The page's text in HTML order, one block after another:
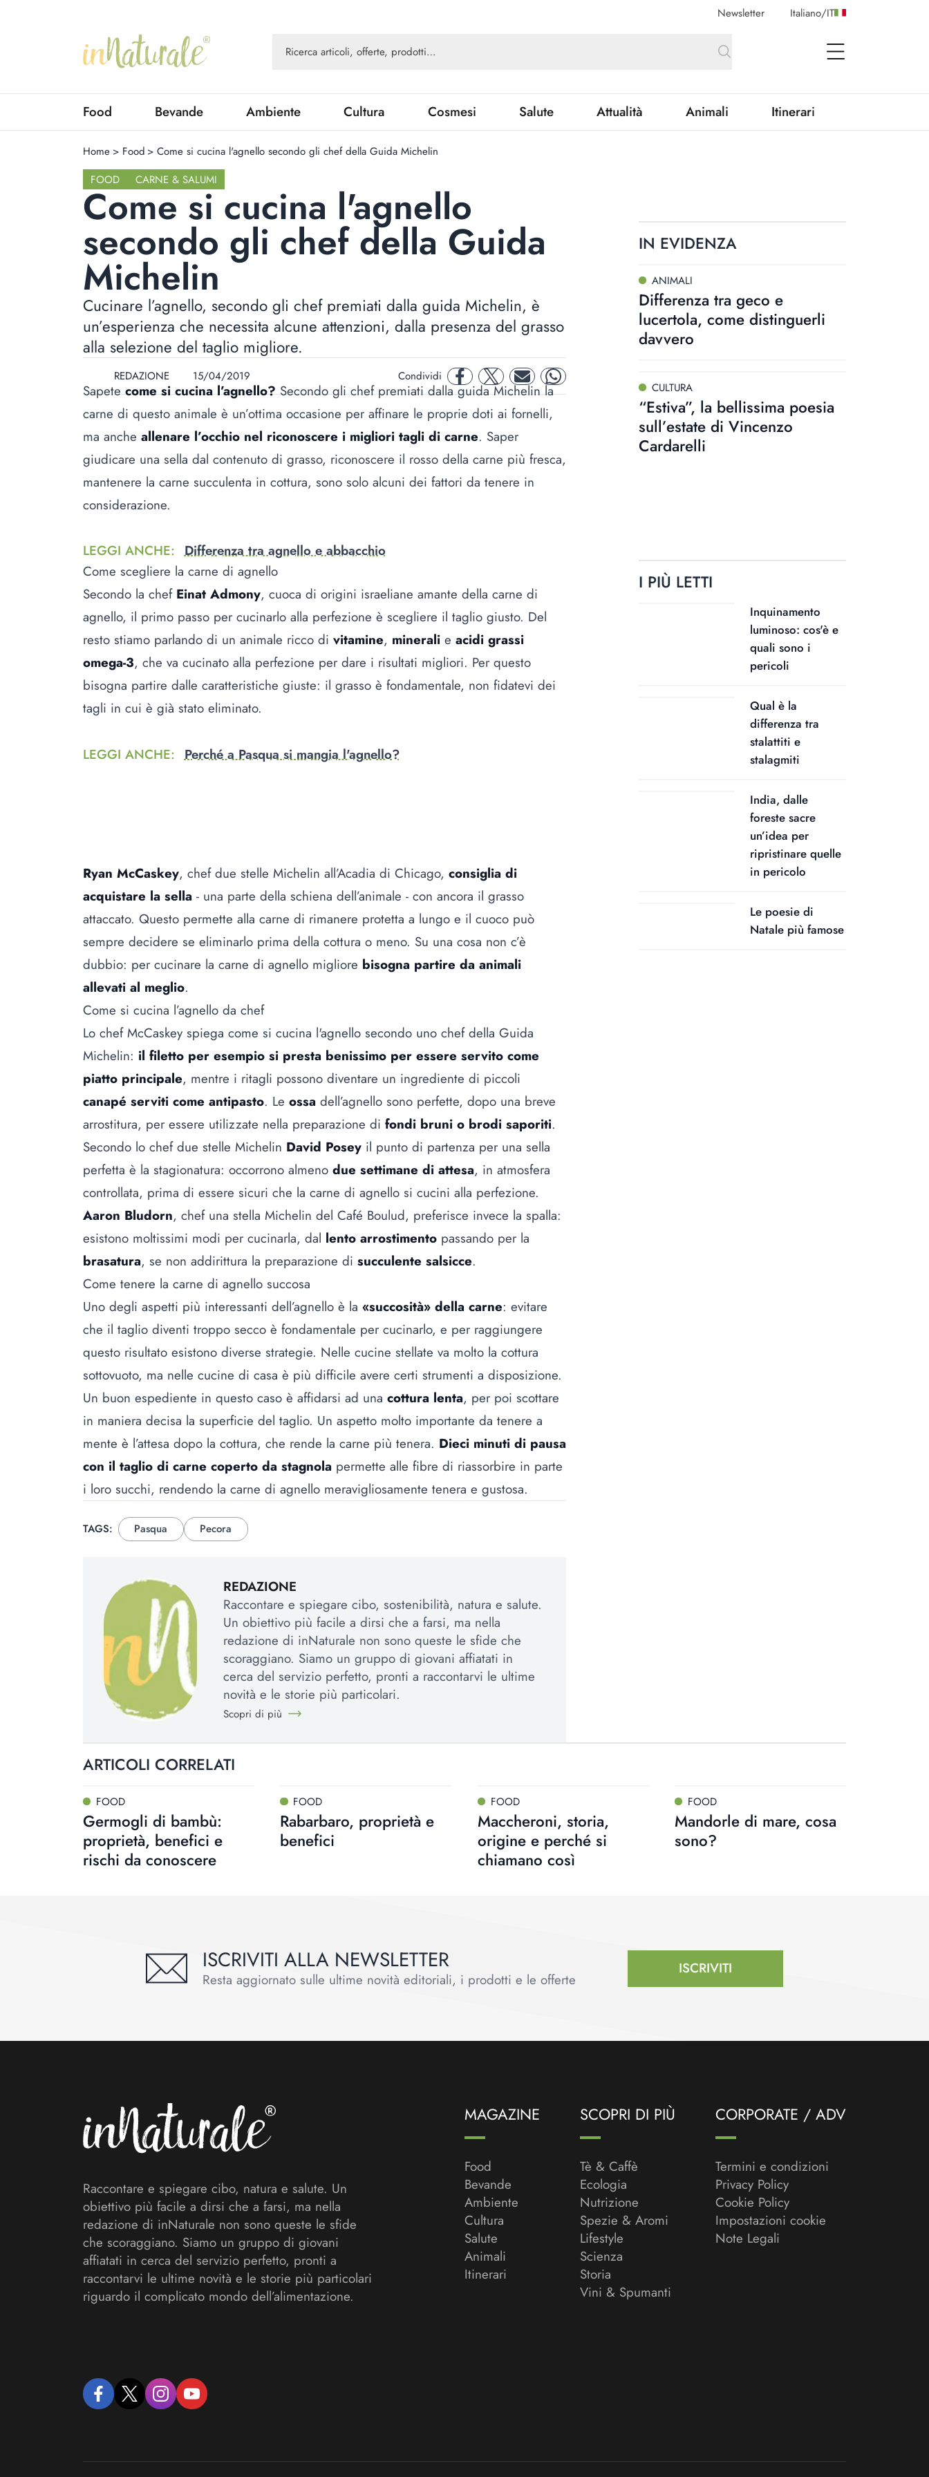
Newsletter Italiano/IT
open Menu
Food Bevande Ambiente Cultura Cosmesi Salute Attualità Animali Itinerari
Home > Food > Come si cucina l'agnello secondo gli chef della Guida Michelin
FOOD
CARNE & SALUMI
Come si cucina l'agnello
secondo gli chef della Guida
Michelin
Cucinare l’agnello, secondo gli chef premiati dalla guida Michelin, è
un’esperienza che necessita alcune attenzioni, dalla presenza del grasso
alla selezione del taglio migliore.
REDAZIONE 15/04/2019 Condividi facebooktwitter mail whatsapp
Sapetecome si cucina l’agnello?Secondo gli chef premiati dalla guida Michelin la
carne di questo animale è un’ottima occasione per affinare le proprie doti ai fornelli,
ma anche allenare l’occhio nel riconoscere i migliori tagli di carne. Saper
giudicare una sella dal contenuto di grasso, riconoscere il rosso della carne più fresca,
mantenere la carne succulenta in cottura, sono solo alcuni dei fattori da tenere in
considerazione.
LEGGI ANCHE: Differenza tra agnello e abbacchio
Come scegliere la carne di agnello
Secondo la chef Einat Admony, cuoca di origini israeliane amante della carne di
agnello, il primo passo per cucinarlo alla perfezione è scegliere il taglio giusto. Del
resto stiamo parlando di un animale ricco di vitamine, minerali e acidi grassi
omega-3, che va cucinato alla perfezione per dare i risultati migliori. Per questo
bisogna partire dalle caratteristiche giuste: il grasso è fondamentale, non fidatevi dei
tagli in cui è già stato eliminato.
LEGGI ANCHE: Perché a Pasqua si mangia l'agnello?
Ryan McCaskey, chef due stelle Michelin all’Acadia di Chicago, consiglia di
acquistare la sella - una parte della schiena dell’animale - con ancora il grasso
attaccato. Questo permette alla carne di rimanere protetta a lungo e il cuoco può
sempre decidere se eliminarlo prima della cottura o meno. Su una cosa non c’è
dubbio: per cucinare la carne di agnello migliore bisogna partire da animali
allevati al meglio.
Come si cucina l’agnello da chef
Lo chef McCaskey spiega come si cucina l'agnello secondo uno chef della Guida
Michelin: il filetto per esempio si presta benissimo per essere servito come
piatto principale, mentre i ritagli possono diventare un ingrediente di piccoli
canapé serviti come antipasto. Le ossa dell’agnello sono perfette, dopo una breve
arrostitura, per essere utilizzate nella preparazione di fondi bruni o brodi saporiti.
Secondo lo chef due stelle Michelin David Posey il punto di partenza per una sella
perfetta è la stagionatura: occorrono almeno due settimane di attesa, in atmosfera
controllata, prima di essere sicuri che la carne di agnello si cucini alla perfezione.
Aaron Bludorn, chef una stella Michelin del Café Boulud, preferisce invece la spalla:
esistono moltissimi modi per cucinarla, dal lento arrostimento passando per la
brasatura, se non addirittura la preparazione di succulente salsicce.
Come tenere la carne di agnello succosa
Uno degli aspetti più interessanti dell’agnello è la «succosità» della carne: evitare
che il taglio diventi troppo secco è fondamentale per cucinarlo, e per raggiungere
questo risultato esistono diverse strategie. Nelle cucine stellate va molto la cottura
sottovuoto, ma nelle cucine di casa è più difficile avere certi strumenti a disposizione.
Un buon espediente in questo caso è affidarsi ad una cottura lenta, per poi scottare
in maniera decisa la superficie del taglio. Un aspetto molto importante da tenere a
mente è l’attesa dopo la cottura, che rende la carne più tenera. Dieci minuti di pausa
con il taglio di carne coperto da stagnola permette alle fibre di riassorbire in parte
i loro succhi, rendendo la carne di agnello meravigliosamente tenera e gustosa.
TAGS: Pasqua Pecora
REDAZIONE
Raccontare e spiegare cibo, sostenibilità, natura e salute.
Un obiettivo più facile a dirsi che a farsi, ma nella
redazione di inNaturale non sono queste le sfide che
scoraggiano. Siamo un gruppo di giovani affiatati in
cerca del servizio perfetto, pronti a raccontarvi le ultime
novità e le storie più particolari.
Scopri di più
IN EVIDENZA
ANIMALI
Differenza tra geco e
lucertola, come distinguerli
davvero
CULTURA
“Estiva”, la bellissima poesia
sull’estate di Vincenzo
Cardarelli
I PIÙ LETTI
Inquinamento
luminoso: cos'è e
quali sono i
pericoli
Qual è la
differenza tra
stalattiti e
stalagmiti
India, dalle
foreste sacre
un’idea per
ripristinare quelle
in pericolo
Le poesie di
Natale più famose
ARTICOLI CORRELATI
FOOD
Germogli di bambù:
proprietà, benefici e
rischi da conoscere
FOOD
Rabarbaro, proprietà e
benefici
FOOD
Maccheroni, storia,
origine e perché si
chiamano così
FOOD
Mandorle di mare, cosa
sono?
ISCRIVITI ALLA NEWSLETTER
Resta aggiornato sulle ultime novità editoriali, i prodotti e le offerte
ISCRIVITI
Raccontare e spiegare cibo, natura e salute. Un
obiettivo più facile a dirsi che a farsi, ma nella
redazione di inNaturale non sono queste le sfide
che scoraggiano. Siamo un gruppo di giovani
affiatati in cerca del servizio perfetto, pronti a
raccontarvi le ultime novità e le storie più particolari
riguardo il complicato mondo dell’alimentazione.
facebooktwitter instagramyoutube
MAGAZINE
Food
Bevande
Ambiente
Cultura
Salute
Animali
Itinerari
SCOPRI DI PIÙ
Tè & Caffè
Ecologia
Nutrizione
Spezie & Aromi
Lifestyle
Scienza
Storia
Vini & Spumanti
CORPORATE / ADV
Termini e condizioni
Privacy Policy
Cookie Policy
Impostazioni cookie
Note Legali